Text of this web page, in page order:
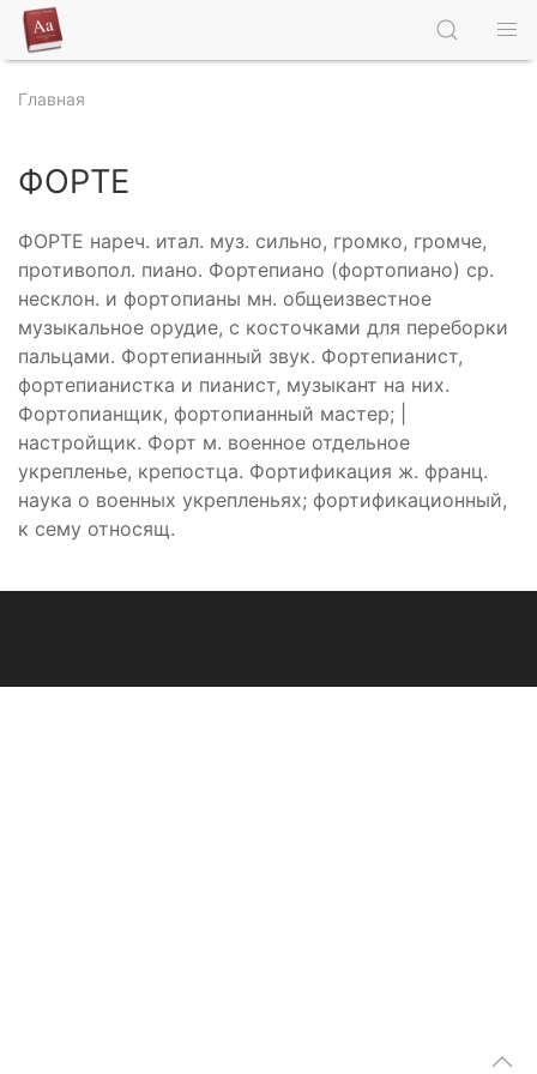
Главная
ФОРТЕ
ФОРТЕ нареч. итал. муз. сильно, громко, громче,
противопол. пиано. Фортепиано (фортопиано) ср.
несклон. и фортопианы мн. общеизвестное
музыкальное орудие, с косточками для переборки
пальцами. Фортепианный звук. Фортепианист,
фортепианистка и пианист, музыкант на них.
Фортопианщик, фортопианный мастер; |
настройщик. Форт м. военное отдельное
укрепленье, крепостца. Фортификация ж. франц.
наука о военных укрепленьях; фортификационный,
к сему относящ.